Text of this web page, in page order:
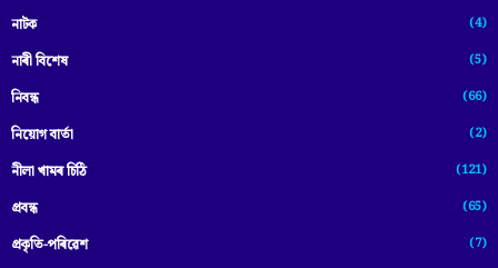
নাটক (4)
নাৰী বিশেষ (5)
নিবন্ধ (66)
নিয়োগ বাৰ্তা (2)
নীলা খামৰ চিঠি (121)
প্রবন্ধ (65)
প্ৰকৃতি-পৰিৱেশ (7)